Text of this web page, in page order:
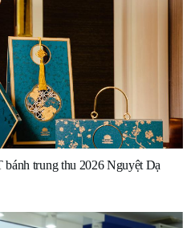
bánh trung thu 2026 Nguyệt Dạ